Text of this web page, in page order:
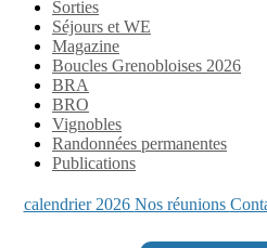
Sorties
Séjours et WE
Magazine
Boucles Grenobloises 2026
BRA
BRO
Vignobles
Randonnées permanentes
Publications
calendrier 2026 Nos réunions